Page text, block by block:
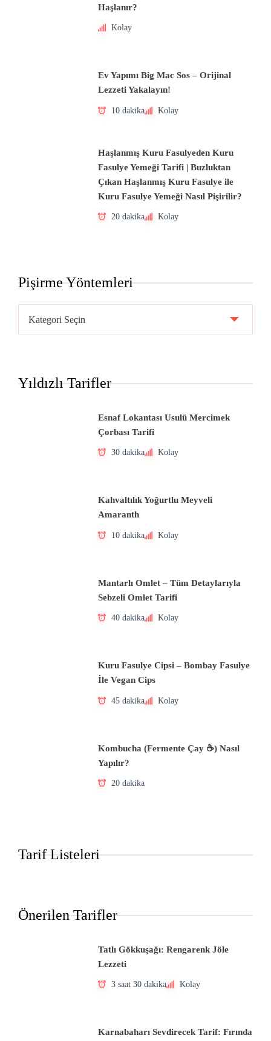
Haşlanır?
Kolay
Ev Yapımı Big Mac Sos – Orijinal
Lezzeti Yakalayın!
10 dakika Kolay
Haşlanmış Kuru Fasulyeden Kuru
Fasulye Yemeği Tarifi | Buzluktan
Çıkan Haşlanmış Kuru Fasulye ile
Kuru Fasulye Yemeği Nasıl Pişirilir?
20 dakika Kolay
Pişirme Yöntemleri
Yöntemleri
Yıldızlı Tarifler
Esnaf Lokantası Usulü Mercimek
Çorbası Tarifi
30 dakika Kolay
Kahvaltılık Yoğurtlu Meyveli
Amaranth
10 dakika Kolay
Mantarlı Omlet – Tüm Detaylarıyla
Sebzeli Omlet Tarifi
40 dakika Kolay
Kuru Fasulye Cipsi – Bombay Fasulye
İle Vegan Cips
45 dakika Kolay
Kombucha (Fermente Çay ☕) Nasıl
Yapılır?
20 dakika
Tarif Listeleri
Önerilen Tarifler
Tatlı Gökkuşağı: Rengarenk Jöle
Lezzeti
3 saat 30 dakika Kolay
Karnabaharı Sevdirecek Tarif: Fırında